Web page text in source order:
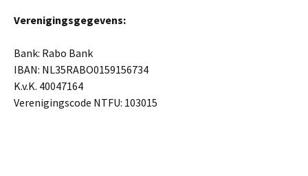
Verenigingsgegevens:
Bank: Rabo Bank
IBAN: NL35RABO0159156734
K.v.K. 40047164
Verenigingscode NTFU: 103015